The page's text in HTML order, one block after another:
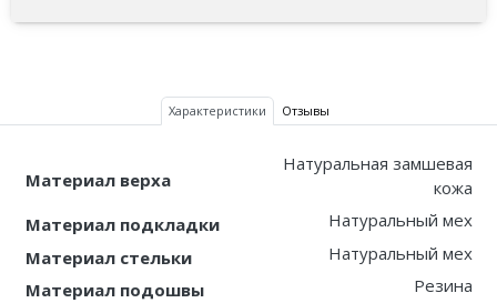
Характеристики Отзывы
Материал верха
Натуральная замшевая
кожа
Материал подкладки
Натуральный мех
Материал стельки
Натуральный мех
Материал подошвы
Резина